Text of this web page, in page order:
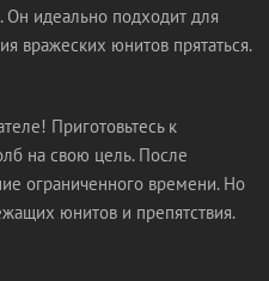
идеально подходит для
вражеских юнитов прятаться.
Приготовьтесь к
на свою цель. После
ограниченного времени. Но
юнитов и препятствия.